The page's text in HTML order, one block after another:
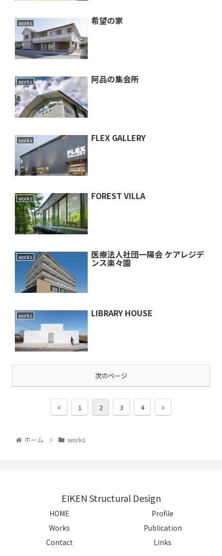
works 希望の家
works 阿品の集会所
works FLEX GALLERY
works FOREST VILLA
works 医療法人社団一陽会 ケアレジデ
ンス楽々園
works LIBRARY HOUSE
次のページ
1 2 3 4
ホーム works
EIKEN Structural Design
HOME
Profile
Works
Publication
Contact
Links